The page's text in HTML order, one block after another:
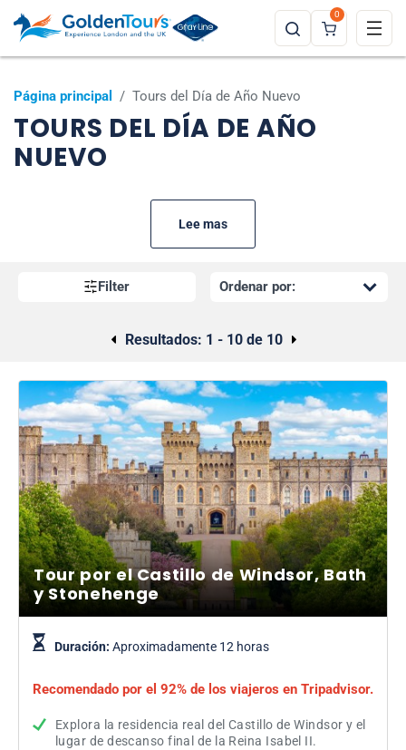
0
Página principal / Tours del Día de Año Nuevo
TOURS DEL DÍA DE AÑO
NUEVO
Lee mas
Filter
Resultados: 1 - 10 de 10
Tour por el Castillo de Windsor, Bath
y Stonehenge
Duración: Aproximadamente 12 horas
Recomendado por el 92% de los viajeros en Tripadvisor.
Explora la residencia real del Castillo de Windsor y el
lugar de descanso final de la Reina Isabel II.